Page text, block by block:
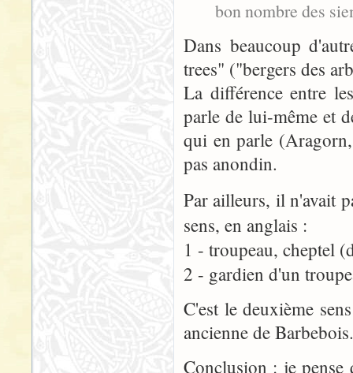
bon nombre des
Dans beaucoup
trees" ("bergers des
La différence entre
parle de lui-même et
qui en parle
pas anondin.
Par ailleurs, il n'avait
sens, en anglais :
1 - troupeau, cheptel
2 - gardien d'un
C'est le deuxième
ancienne de Barbebois.
Conclusion : je pense